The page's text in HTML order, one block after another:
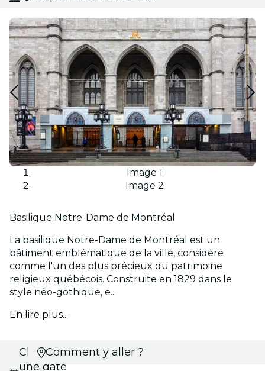
Image 1
Image 2
Basilique Notre-Dame de Montréal
La basilique Notre-Dame de Montréal est un
bâtiment emblématique de la ville, considéré
comme l'un des plus précieux du patrimoine
religieux québécois. Construite en 1829 dans le
style néo-gothique, e...
En lire plus...
Choisissez
une date
Comment y aller ?